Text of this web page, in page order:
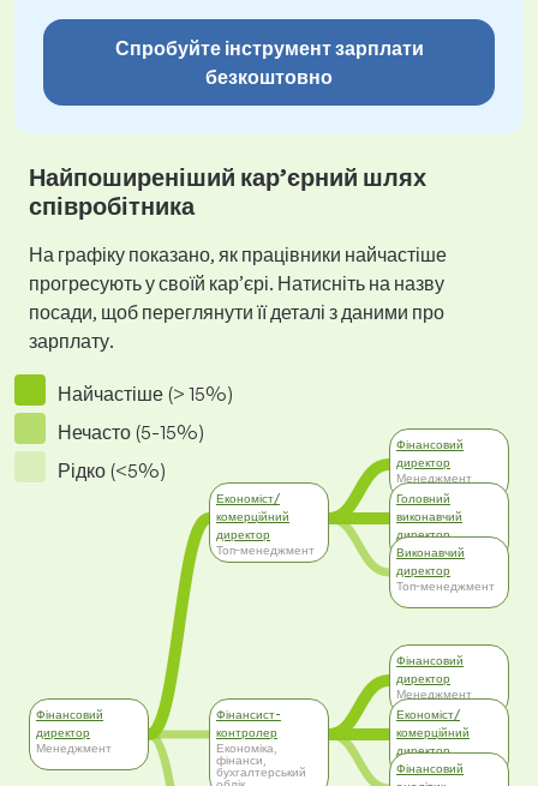
Спробуйте інструмент зарплати
безкоштовно
Найпоширеніший кар’єрний шлях
співробітника
На графіку показано, як працівники найчастіше
прогресують у своїй кар’єрі. Натисніть на назву
посади, щоб переглянути її деталі з даними про
зарплату.
Найчастіше (> 15%)
Нечасто (5-15%)
Рідко (<5%)
Фінансовий
директор
Менеджмент
Економіст/
комерційний
директор
Топ-менеджмент
Фінансист-
контролер
Економіка,
фінанси,
бухгалтерський
Фінансовий
директор
Менеджмент
Головний
виконавчий
директор
Топ-менеджмент
Виконавчий
директор
Топ-менеджмент
Фінансовий
директор
Менеджмент
Економіст/
комерційний
директор
Топ-менеджмент
Фінансовий